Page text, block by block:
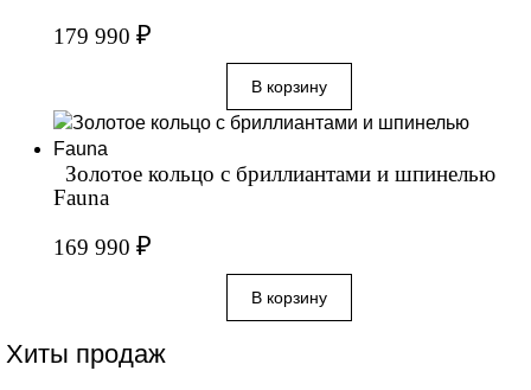
179 990 ₽
Золотое кольцо с бриллиантами и шпинелью
Fauna
169 990 ₽
Хиты продаж